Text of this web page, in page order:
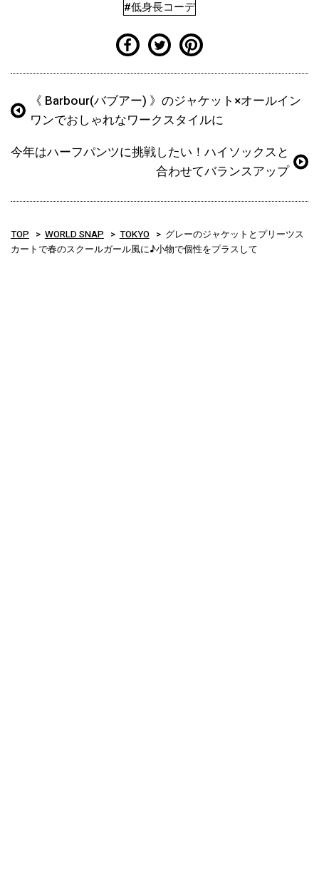
#低身長コーデ
《 Barbour(バブアー) 》のジャケット×オールイン
ワンでおしゃれなワークスタイルに
今年はハーフパンツに挑戦したい！ハイソックスと
合わせてバランスアップ
TOP WORLD SNAP TOKYO
グレーのジャケットとプリーツス
カートで春のスクールガール風に♪小物で個性をプラスして